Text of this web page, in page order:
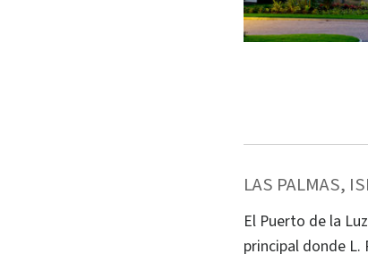
LAS PALMAS,
El Puerto de la
principal donde L.